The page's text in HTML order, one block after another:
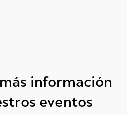
información
eventos